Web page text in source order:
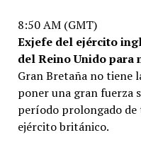
8:50 AM (GMT)
Exjefe del ejército
del Reino Unido para
Gran Bretaña no tiene
poner una gran fuerza
período prolongado de
ejército británico.